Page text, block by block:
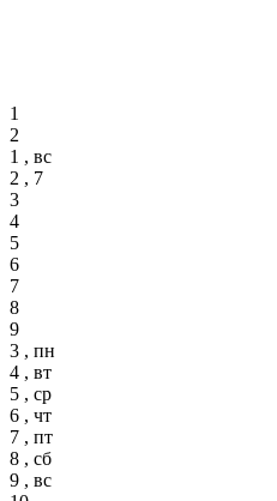
1
2
1 , вс
2 , 7
3
4
5
6
7
8
9
3 , пн
4 , вт
5 , ср
6 , чт
7 , пт
8 , сб
9 , вс